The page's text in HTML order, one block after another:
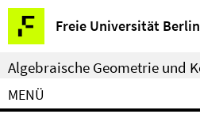
Springe
direkt
zu
Inhalt
Freie Universität Berlin
Service-
Navigation
Algebraische Geometrie und
MENÜ